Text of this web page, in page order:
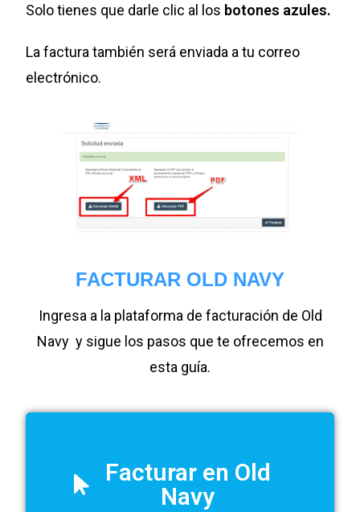
Solo tienes que darle clic al los botones azules.
La factura también será enviada a tu correo
electrónico.
FACTURAR OLD NAVY
Ingresa a la plataforma de facturación de Old
Navy y sigue los pasos que te ofrecemos en
esta guía.
Facturar en Old
Navy